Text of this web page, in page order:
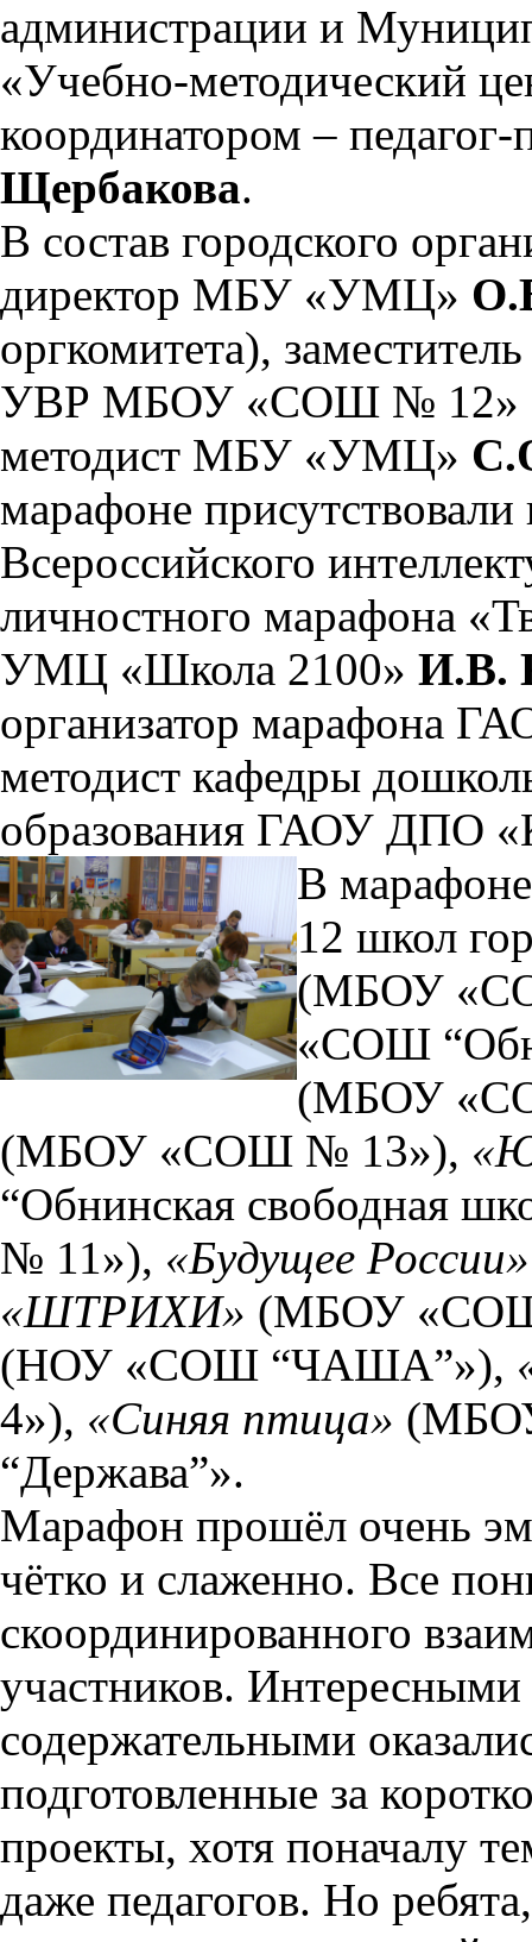
администрации и
«Учебно-методический
координатором –
Щербакова.
В состав городского
директор МБУ «УМЦ»
оргкомитета), заместитель
УВР МБОУ «СОШ № 12»
методист МБУ «УМЦ»
марафоне присутствовали
Всероссийского
личностного марафона
УМЦ «Школа 2100» И.В.
организатор марафона
методист кафедры
образования ГАОУ
В
12 школ
(МБОУ
«СОШ
(МБОУ
(МБОУ «СОШ № 13»),
“Обнинская свободная
№ 11»), «Будущее России»
«ШТРИХИ» (МБОУ
(НОУ «СОШ “ЧАША”»),
4»), «Синяя птица»
“Держава”».
Марафон прошёл очень
чётко и слаженно. Все
скоординированного
участников.
содержательными
подготовленные за
проекты, хотя поначалу
даже педагогов. Но